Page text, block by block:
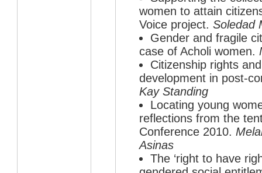
women to attain
Voice project.Soledad
Gender and fragile
case of Acholi women.
Citizenship rights
development in post-
Kay Standing
Locating young
reflections from the
Conference 2010.
Asinas
The ‘right to have